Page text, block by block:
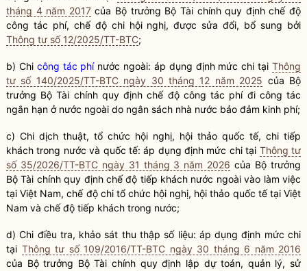
tháng 4 năm 2017của Bộ trưởng Bộ Tài chính quy định chế độ
công tác phí, chế độ chi hội nghị, được sửa đổi, bổ sung bởi
Thông tư số 12/2025/TT-BTC;
b) Chi công tác phínước ngoài: áp dụng định mức chi tạiThông
tư số 140/2025/TT-BTC ngày 30 tháng 12 năm 2025 của Bộ
trưởng Bộ Tài chính quy định chế độ công tác phíđi công tác
ngắn hạn ở nước ngoài do ngân sách nhà nước bảo đảm kinh phí;
c) Chi dịch thuật, tổ chức hội nghị, hội thảo quốc tế, chi tiếp
khách trong nước và quốc tế: áp dụng định mức chi tại Thông tư
số 35/2026/TT-BTC ngày 31 tháng 3 năm 2026 của Bộ trưởng
Bộ Tài chính quy định chế độ tiếp khách nước ngoài vào làm việc
tại Việt Nam, chế độ chi tổ chức hội nghị, hội thảo quốc tế tại Việt
Nam và chế độ tiếp khách trong nước;
d) Chi điều tra, khảo sát thu thập số liệu: áp dụng định mức chi
tại Thông tư số 109/2016/TT-BTC ngày 30 tháng 6 năm 2016
của Bộ trưởng Bộ Tài chính quy định lập dự toán, quản lý, sử